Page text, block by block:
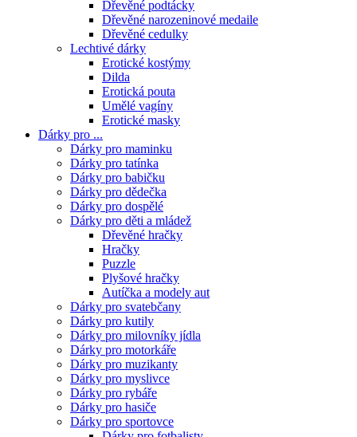
Dřevěné podtácky
Dřevěné narozeninové medaile
Dřevěné cedulky
Lechtivé dárky
Erotické kostýmy
Dilda
Erotická pouta
Umělé vagíny
Erotické masky
Dárky pro ...
Dárky pro maminku
Dárky pro tatínka
Dárky pro babičku
Dárky pro dědečka
Dárky pro dospělé
Dárky pro děti a mládež
Dřevěné hračky
Hračky
Puzzle
Plyšové hračky
Autíčka a modely aut
Dárky pro svatebčany
Dárky pro kutily
Dárky pro milovníky jídla
Dárky pro motorkáře
Dárky pro muzikanty
Dárky pro myslivce
Dárky pro rybáře
Dárky pro hasiče
Dárky pro sportovce